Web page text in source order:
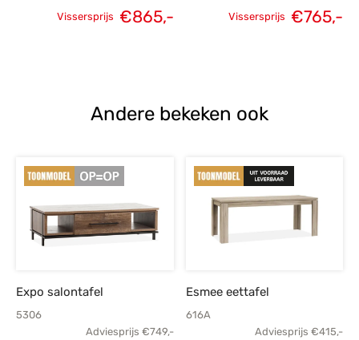
Vissersprijs €865,-
Oorspronkelijke
Vissersprijs €765,-
Andere bekeken ook
Expo salontafel
5306
Adviesprijs €749,-
Esmee eettafel
616A
Adviesprijs €415,-